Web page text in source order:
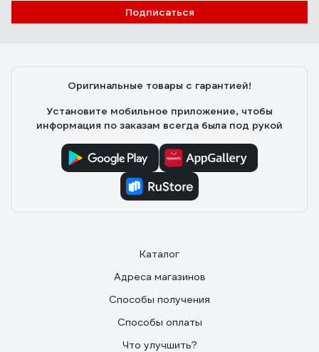
Подписаться
Оригинальные товары с гарантией!
Установите мобильное приложение, чтобы
информация по заказам всегда была под рукой
Каталог
Адреса магазинов
Способы получения
Способы оплаты
Что улучшить?